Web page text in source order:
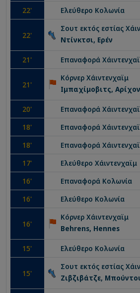
22' Ελεύθερο Κολωνία
22'
Σουτ εκτός εστίας
Ντίνκτσι, Ερέν
21 ' Επαναφορά
21 '
Κόρνερ Χάιντενχαϊμ
Ιμπαχίμοβιτς, Αρίχον
20' Επαναφορά
18' Επαναφορά
18' Επαναφορά
17' Ελεύθερο Χάιντενχαϊμ
16' Επαναφορά Κολωνία
16' Ελεύθερο Κολωνία
16'
Κόρνερ Χάιντενχαϊμ
Behrens, Hennes
15' Ελεύθερο Κολωνία
15'
Σουτ εκτός εστίας
Ζιβζιβάτζε,